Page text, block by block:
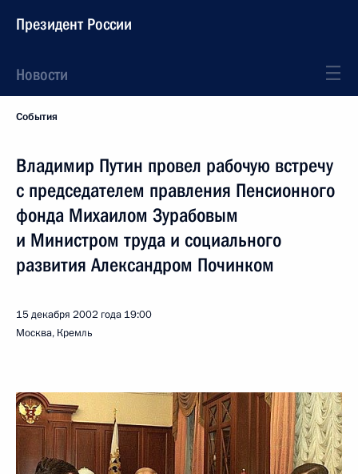
Президент России
Новости
События
Владимир Путин провел рабочую встречу
с председателем правления Пенсионного
фонда Михаилом Зурабовым
и Министром труда и социального
развития Александром Починком
15 декабря 2002 года 19:00
Москва, Кремль